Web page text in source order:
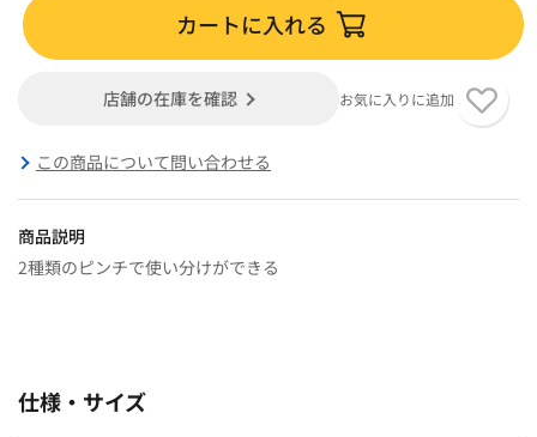
カートに入れる
店舗の在庫を確認 お気に入りに追加
この商品について問い合わせる
商品説明
2種類のピンチで使い分けができる
仕様・サイズ